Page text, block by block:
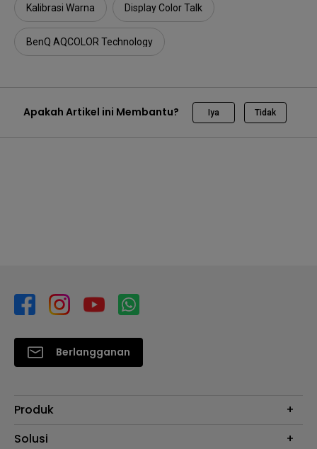
Kalibrasi Warna Display Color Talk
BenQ AQCOLOR Technology
Apakah Artikel ini Membantu? Iya Tidak
Berlangganan
Produk
Proyektor
Solusi